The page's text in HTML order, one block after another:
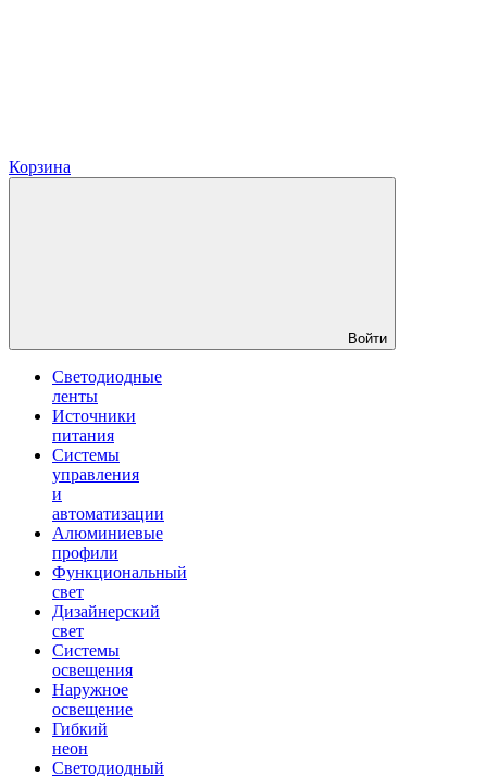
Корзина
Войти
Светодиодные
ленты
Источники
питания
Системы
управления
и
автоматизации
Алюминиевые
профили
Функциональный
свет
Дизайнерский
свет
Системы
освещения
Наружное
освещение
Гибкий
неон
Светодиодный